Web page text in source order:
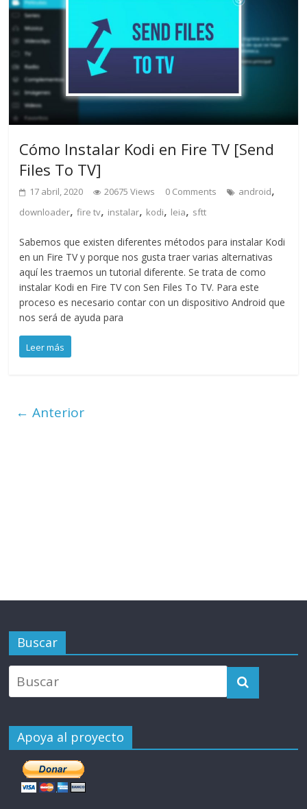
Cómo Instalar Kodi en Fire TV [Send
Files To TV]
17 abril, 2020 20675 Views 0 Comments android,
downloader,fire tv, instalar, kodi, leia, sftt
Sabemos que existen diferentes métodos para instalar Kodi
en un Fire TV y porque nos gusta traer varias alternativas
aquí les traemos un tutorial diferente. Se trata de como
instalar Kodi en Fire TV con Sen Files To TV. Para este
proceso es necesario contar con un dispositivo Android que
nos será de ayuda para
Leer más
← Anterior
Buscar
Apoya al proyecto